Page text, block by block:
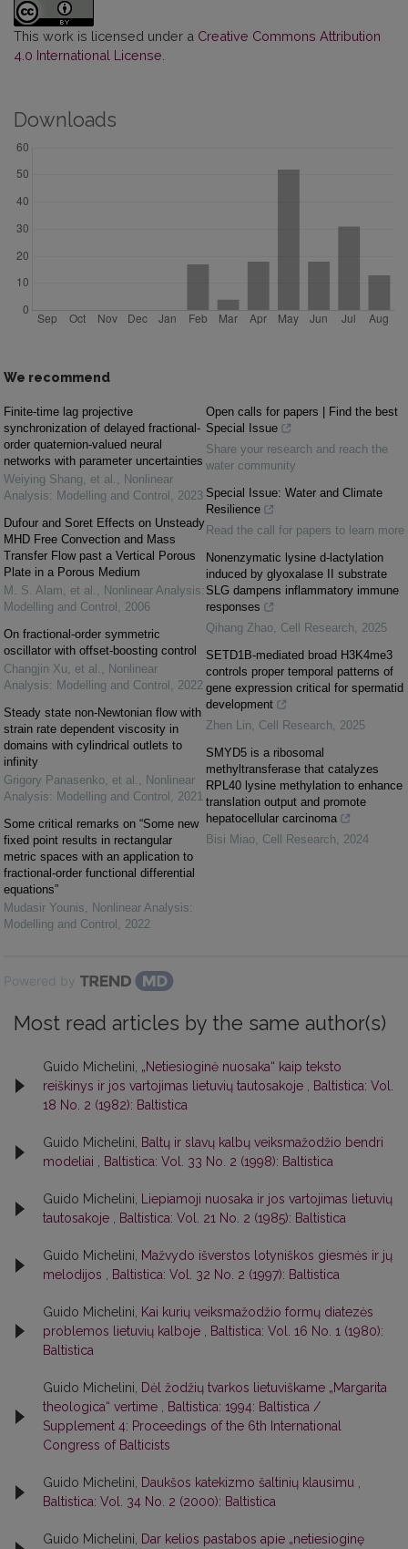
This work is licensed under a Creative Commons Attribution
4.0 International License
Downloads
We recommend
Finite-time lag projective
synchronization of delayed fractional-
order quaternion-valued neural
networks with parameter uncertainties
Weiying Shang, et al.
Nonlinear
Analysis: Modelling and Control
2023
Dufour and Soret Effects on Unsteady
MHD Free Convection and Mass
Transfer Flow past a Vertical Porous
Plate in a Porous Medium
M. S. Alam, et al.
Nonlinear Analysis:
Modelling and Control
2006
On fractional-order symmetric
oscillator with offset-boosting control
Changjin Xu, et al.
Nonlinear
Analysis: Modelling and Control
2022
Steady state non-Newtonian flow with
strain rate dependent viscosity in
domains with cylindrical outlets to
infinity
Grigory Panasenko, et al.
Nonlinear
Analysis: Modelling and Control
2021
Some critical remarks on “Some new
fixed point results in rectangular
metric spaces with an application to
fractional-order functional differential
equations”
Mudasir Younis
Nonlinear Analysis:
Modelling and Control
2022
Open calls for papers | Find the best
Special Issue
Share your research and reach the
water community
Special Issue: Water and Climate
Resilience
Read the call for papers to learn more
Nonenzymatic lysine d-lactylation
induced by glyoxalase II substrate
SLG dampens inflammatory immune
responses
Qihang Zhao Cell Research
2025
SETD1B-mediated broad H3K4me3
controls proper temporal patterns of
gene expression critical for spermatid
development
Zhen Lin
Cell Research
2025
SMYD5 is a ribosomal
methyltransferase that catalyzes
RPL40 lysine methylation to enhance
translation output and promote
hepatocellular carcinoma
Bisi Miao Cell Research 2024
Powered by
Most read articles by the same author(s)
Guido Michelini, „Netiesioginė nuosaka“ kaip teksto
reiškinys ir jos vartojimas lietuvių tautosakoje
Baltistica: Vol.
18 No. 2 (1982): Baltistica
Guido Michelini,
Baltų ir slavų kalbų veiksmažodžio bendri
modeliai
Baltistica: Vol. 33 No. 2 (1998): Baltistica
Guido Michelini,
Liepiamoji nuosaka ir jos vartojimas lietuvių
tautosakoje
Baltistica: Vol. 21 No. 2 (1985): Baltistica
Guido Michelini,
Mažvydo išverstos lotyniškos giesmės ir jų
melodijos
Baltistica: Vol. 32 No. 2 (1997): Baltistica
Guido Michelini,
Kai kurių veiksmažodžio formų diatezės
problemos lietuvių kalboje
Baltistica: Vol. 16 No. 1 (1980):
Baltistica
Guido Michelini,
Dėl žodžių tvarkos lietuviškame „Margarita
theologica“ vertime
Baltistica: 1994: Baltistica /
Supplement 4: Proceedings of the 6th International
Congress of Balticists
Guido Michelini, Daukšos katekizmo šaltinių klausimu
Baltistica: Vol. 34 No. 2 (2000): Baltistica
Guido Michelini,
Dar kelios pastabos apie „netiesioginę